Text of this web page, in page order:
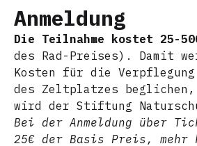
Anmeldung
Die Teilnahme kostet 25-
des Rad-Preises). Damit
Kosten für die Verpflegung
des Zeltplatzes
wird der Stiftung
Bei der Anmeldung über
25€ der Basis Preis, mehr